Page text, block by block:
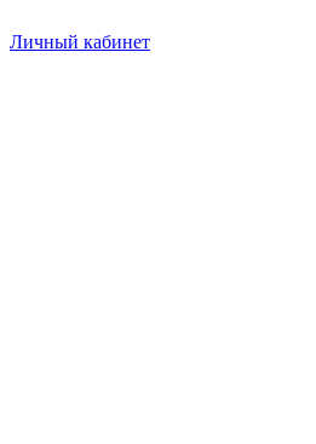
Личный кабинет